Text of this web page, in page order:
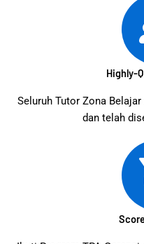
Highly-
Seluruh Tutor Zona
dan telah